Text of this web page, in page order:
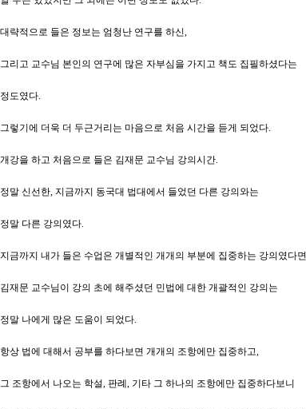
대략적으로 들은 정보는 엄청난 연구를 하신,
그리고 교수님 본인의 연구에 많은 자부심을 가지고 책도 집필하셨다는
정도였다.
그렇기에 더욱 더 두근거리는 마음으로 처음 시간을 듣게 되었다.
개강을 하고 처음으로 들은 김재문 교수님 강의시간.
정말 신선한, 지금까지 동국대 법대에서 들었던 다른 강의와는
정말 다른 강의였다.
지금까지 내가 들은 수업은 개별적인 개개의 부분에 집중하는 강의였다면
김재문 교수님이 강의 초에 해주셨던 민법에 대한 개괄적인 강의는
정말 나에게 많은 도움이 되었다.
항상 법에 대해서 공부를 하다보면 개개의 조항에만 집중하고,
그 조항에서 나오는 학설, 판례, 기타 그 하나의 조항에만 집중하다보니